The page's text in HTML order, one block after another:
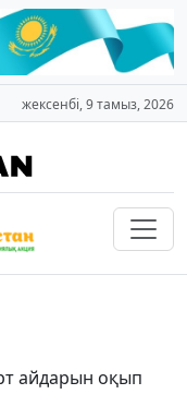
жексенбі, 9 тамыз, 2026
айдарын оқып